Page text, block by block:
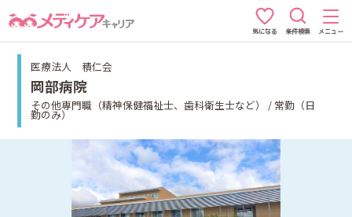
気になる 条件検索 メニュー
医療法人 積仁会
岡部病院
その他専門職（精神保健福祉士、歯科衛生士など） / 常勤（日
勤のみ）